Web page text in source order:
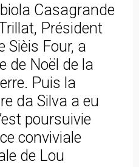
Casagrande
Président
Sièis Four, a
de Noël de la
Puis la
da Silva a eu
poursuivie
conviviale
de Lou